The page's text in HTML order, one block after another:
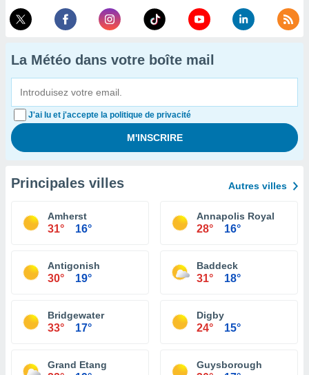
La Météo dans votre boîte mail
J'ai lu et j'accepte la politique de privacité
Principales villes Autres villes
Amherst
31° 16°
Annapolis Royal
28° 16°
Antigonish
30° 19°
Baddeck
31° 18°
Bridgewater
33° 17°
Digby
24° 15°
Grand Etang Guysborough